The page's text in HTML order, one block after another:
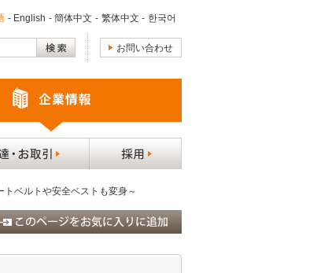
- English - 簡体中文 - 繁体中文 - 한국어
お問い合わせ
トベルトや安全ベストも変身～